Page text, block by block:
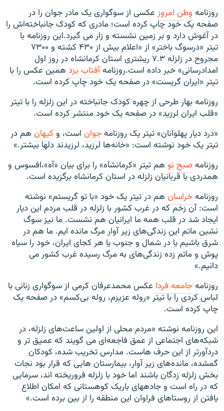
d
e
روزنامه وطن امروز عکسی از سوگواری یک مادر جوان را در
صفحه یک خود چاپ کرده است؛ مادری که کودک جان‎باخته‌اش را
در آغوش دارد و بر زمین نشسته و زار می گیرد.این روزنامه با
تیتر «درسوگ باختر» از «اعلام بیش از ۴۳۰ کشته و ۷۳۰۰
مجروح در زلزله ۷.۳ ریشتری استان کرمانشاه در روز اول
امدادرسانی» خبر داده است.روزنامهآفتاب یزد همین عکس را با
تیتر «ایران گریست» در صفحه یک خود چاپ کرده است.
روزنامه بهار طرحی از چهره کودک جانباخته در این زلزله را با تیتر
«قلب ایران لرزید» در صفحه یک خود منتشر کرده است.
«درد ديار پهلوانان» تیتر یک روزنامهجوان است، و کیهان هم در
تیتر یک خود نوشته است: «خانه‌ها لرزید، لرزیدند دل‎ها بیشتر.»
روزنامهصبح نو هم تیتر «کرمانشآه» را برای بیان «آه»،افسوس و
همدردی با قربانیان زلزله در استان کرمانشاه برگزیده است.
روزنامهخراسان هم در تیتر یک خود «با تو گریستم» نوشته
است: آن زخم که در غرب کشور با زلزله در قلب مردم این دیار
ایجاد شد در قلب همه ما ایرانیان هم نشست. ما نیز سوگ
نشین ماتم این زندگی‌های زیر آوار مرگ مانده ایم. ما هم در
شرق باشیم یا در شمال و جنوب یا هر کجای ایران، خود را سیاه
پوش و ماتم زده زندگی‌های به مرگ رسیده غرب کشور می
دانیم.»
روزنامهجامعه فردا عکس محمدعرفان کرمی از سوگواری زنانی با
لباس کردی را با تیتر «روله عزیزم، روله بی‌کسم» در صفحه یک
چاپ کرده است.
این روزنامه نوشته «مردم محلی از اولین ساعت‌های زلزله، در
شبکه‌های اجتماعی از عمق فاجعه‌ای می گویند که عمیق تر و
دردآورتر از این حرف هاست. مدارس تخریب شده، کودکان
گمشده، مانده‌های زیر آوار، بیمارستان هایی که قرار بود نجات
بخش زلزله زدگان باشند اما خود با زلزله فروریخته اند، سرمایی
که در راه است و جاده‎های باریک کوهستانی که امکان اطلاع
یافتن از روستاهای فراوان این منطقه را از بین برده است.»